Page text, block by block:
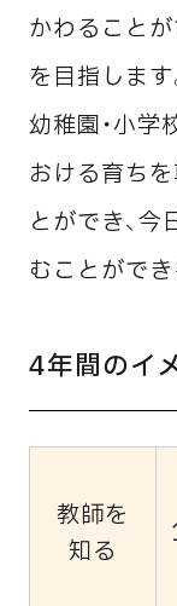
かわること
を目指します
幼稚園・小
おける育ち
とができ、
むことがで
4年間のイ
教師を
知る